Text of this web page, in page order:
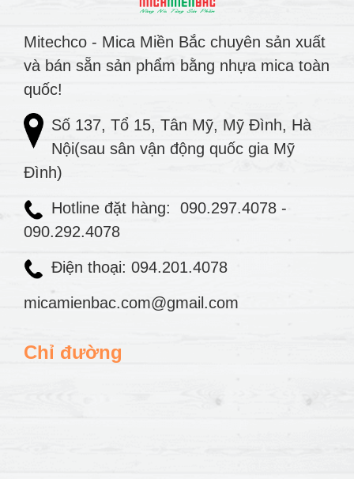
Mitechco - Mica Miền Bắc chuyên sản xuất
và bán sẵn sản phẩm bằng nhựa mica toàn
quốc!
Số 137, Tổ 15, Tân Mỹ, Mỹ Đình, Hà
Nội(sau sân vận động quốc gia Mỹ
Đình)
Hotline đặt hàng: 090.297.4078 -
090.292.4078
Điện thoại: 094.201.4078
micamienbac.com@gmail.com
Chỉ đường